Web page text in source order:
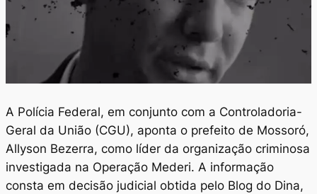
A Polícia Federal, em conjunto com a Controladoria-
Geral da União (CGU), aponta o prefeito de Mossoró,
Allyson Bezerra, como líder da organização criminosa
investigada na Operação Mederi. A informação
consta em decisão judicial obtida pelo Blog do Dina,